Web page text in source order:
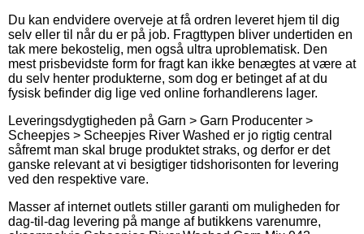
Du kan endvidere overveje at få ordren leveret hjem til dig
selv eller til når du er på job. Fragttypen bliver undertiden en
tak mere bekostelig, men også ultra uproblematisk. Den
mest prisbevidste form for fragt kan ikke benægtes at være at
du selv henter produkterne, som dog er betinget af at du
fysisk befinder dig lige ved online forhandlerens lager.
Leveringsdygtigheden på Garn > Garn Producenter >
Scheepjes > Scheepjes River Washed er jo rigtig central
såfremt man skal bruge produktet straks, og derfor er det
ganske relevant at vi besigtiger tidshorisonten for levering
ved den respektive vare.
Masser af internet outlets stiller garanti om muligheden for
dag-til-dag levering på mange af butikkens varenumre,